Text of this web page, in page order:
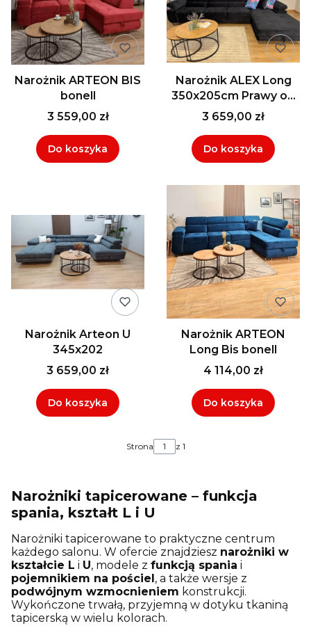
Narożnik ARTEON BIS
bonell
3 559,00 zł
Do koszyka
Narożnik ALEX Long
350x205cm Prawy od
ręki
3 659,00 zł
Do koszyka
Narożnik Arteon U
345x202
3 659,00 zł
Do koszyka
Narożnik ARTEON
Long Bis bonell
4 114,00 zł
Do koszyka
Strona z 1
Narożniki tapicerowane – funkcja
spania, kształt L i U
Narożniki tapicerowane to praktyczne centrum
każdego salonu. W ofercie znajdziesz narożniki w
kształcie L i U, modele z funkcją spania i
pojemnikiem na pościel , a także wersje z
podwójnym wzmocnieniem konstrukcji.
Wykończone trwałą, przyjemną w dotyku tkaniną
tapicerską w wielu kolorach.